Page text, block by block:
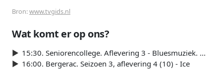
Bron:www.tvgids.nl
Wat komt er op ons?
15:30. Seniorencollege. Aflevering 3 - Bluesmuziek. ...
16:00. Bergerac. Seizoen 3, aflevering 4 (10) - Ice